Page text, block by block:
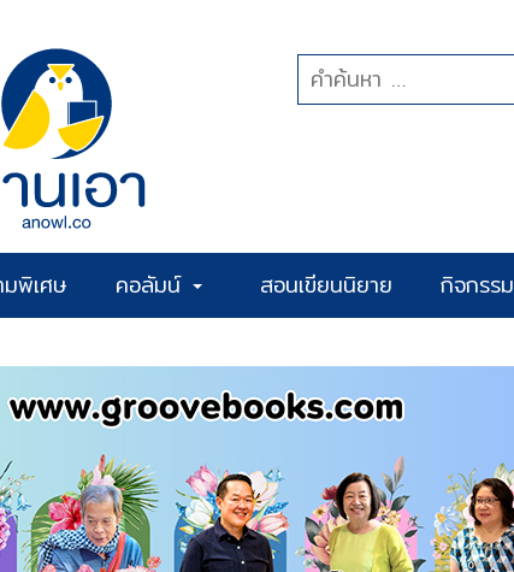
พิเศษ คอลัมน์ สอนเขียนนิยาย กิจกรรม